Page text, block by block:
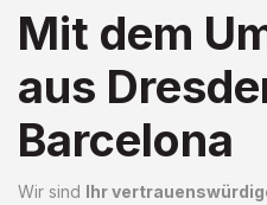
Mit dem
aus
Barcelona
Wir sind Ihr